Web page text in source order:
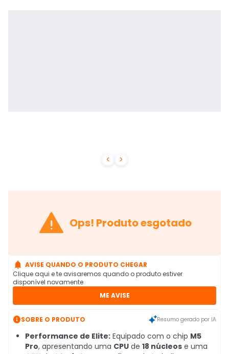
 
 Ops! Produto esgotado
 AVISE QUANDO O PRODUTO CHEGAR
Clique aqui e te avisaremos quando o produto estiver
disponível novamente
ME AVISE
SOBRE O PRODUTO Resumo gerado por IA
Performance de Elite: Equipado com o chip M5
Pro, apresentando uma CPU de 18 núcleos e uma